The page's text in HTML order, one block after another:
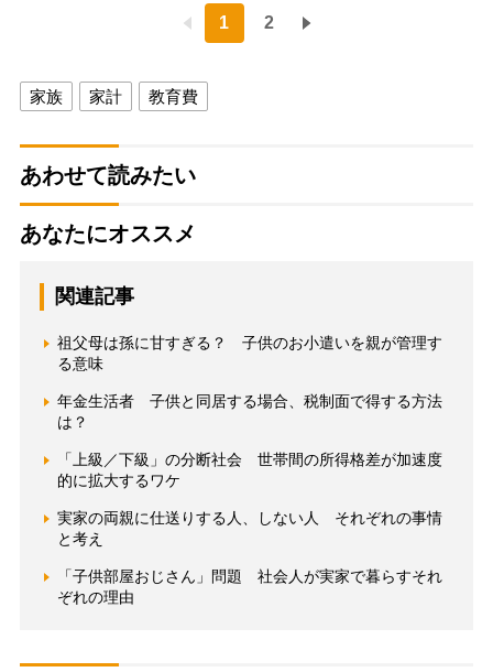
1 2
家族 家計 教育費
あわせて読みたい
あなたにオススメ
関連記事
祖父母は孫に甘すぎる？ 子供のお小遣いを親が管理す
る意味
年金生活者 子供と同居する場合、税制面で得する方法
は？
「上級／下級」の分断社会 世帯間の所得格差が加速度
的に拡大するワケ
実家の両親に仕送りする人、しない人 それぞれの事情
と考え
「子供部屋おじさん」問題 社会人が実家で暮らすそれ
ぞれの理由